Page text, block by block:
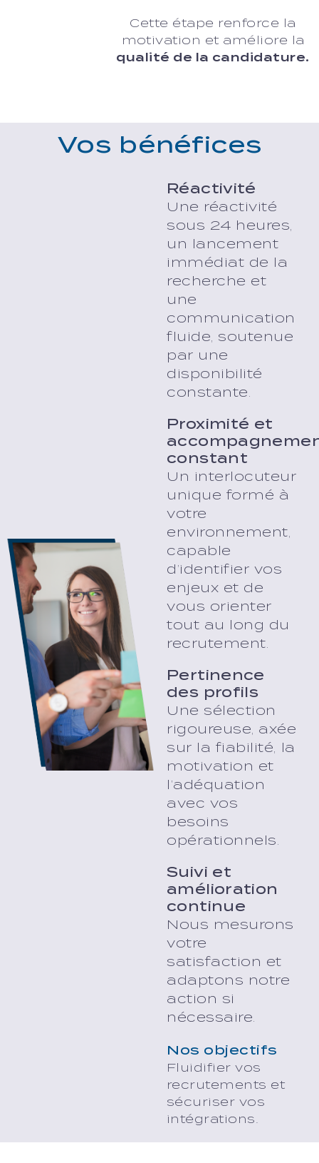
Cette étape renforce la
motivation et améliore la
qualité de la candidature.
Vos bénéfices
Réactivité
Une réactivité
sous 24 heures,
un lancement
immédiat de la
recherche et
une
communication
fluide, soutenue
par une
disponibilité
constante.
Proximité et
constant
Un interlocuteur
unique formé à
votre
environnement,
capable
d’identifier vos
enjeux et de
vous orienter
tout au long du
recrutement.
Pertinence
des profils
Une sélection
rigoureuse, axée
sur la fiabilité, la
motivation et
l’adéquation
avec vos
besoins
opérationnels.
Suivi et
amélioration
continue
Nous mesurons
votre
satisfaction et
adaptons notre
action si
nécessaire.
Nos objectifs
Fluidifier vos
recrutements et
sécuriser vos
intégrations.